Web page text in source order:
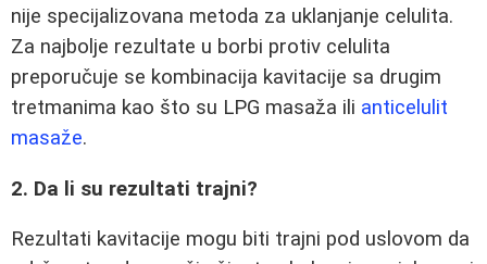
nije specijalizovana metoda za uklanjanje celulita.
Za najbolje rezultate u borbi protiv celulita
preporučuje se kombinacija kavitacije sa drugim
tretmanima kao što su LPG masaža ili anticelulit
masaže.
2. Da li su rezultati trajni?
Rezultati kavitacije mogu biti trajni pod uslovom da